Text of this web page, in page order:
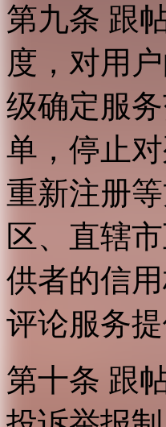
第九条 跟
度，对用
级确定服
单，停止
重新注册
区、直辖
供者的信
评论服务
第十条 跟